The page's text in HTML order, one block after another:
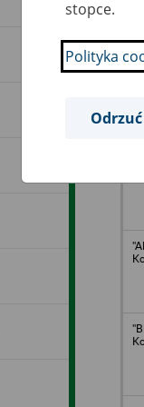
stopce.
Polityka